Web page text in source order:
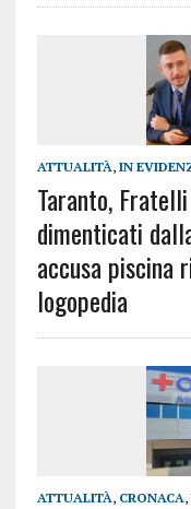
ATTUALITÀ, IN
Taranto,
dimenticati
accusa piscina
logopedia
ATTUALITÀ, CRONACA,